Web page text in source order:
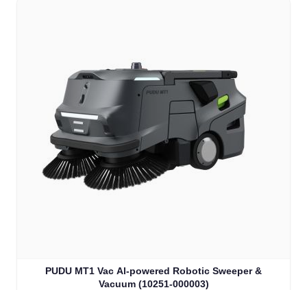
PUDU MT1 Vac Al-powered Robotic Sweeper &
Vacuum (10251-000003)